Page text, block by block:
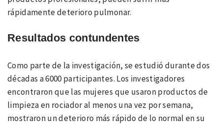
rápidamente deterioro pulmonar.
Resultados contundentes
Como parte de la investigación, se estudió durante dos
décadas a 6000 participantes. Los investigadores
encontraron que las mujeres que usaron productos de
limpieza en rociador al menos una vez por semana,
mostraron un deterioro más rápido de lo normal en su